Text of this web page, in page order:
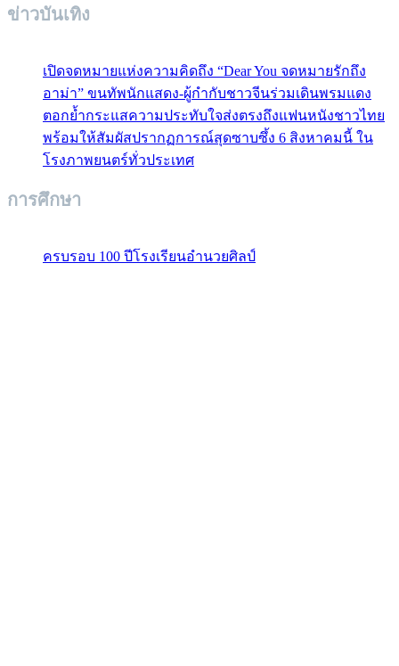
ข่าวบันเทิง
เปิดจดหมายแห่งความคิดถึง “Dear You จดหมายรักถึง
อาม่า” ขนทัพนักแสดง-ผู้กำกับชาวจีนร่วมเดินพรมแดง
ตอกย้ำกระแสความประทับใจส่งตรงถึงแฟนหนังชาวไทย
พร้อมให้สัมผัสปรากฏการณ์สุดซาบซึ้ง 6 สิงหาคมนี้ ใน
โรงภาพยนตร์ทั่วประเทศ
การศึกษา
ครบรอบ 100 ปีโรงเรียนอำนวยศิลป์